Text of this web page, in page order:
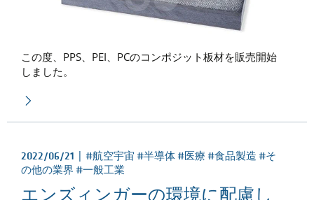
この度、PPS、PEI、PCのコンポジット板材を販売開始
しました。
2022/06/21 | #航空宇宙 #半導体 #医療 #食品製造 #そ
の他の業界 #一般工業
エンズィンガーの環境に配慮し